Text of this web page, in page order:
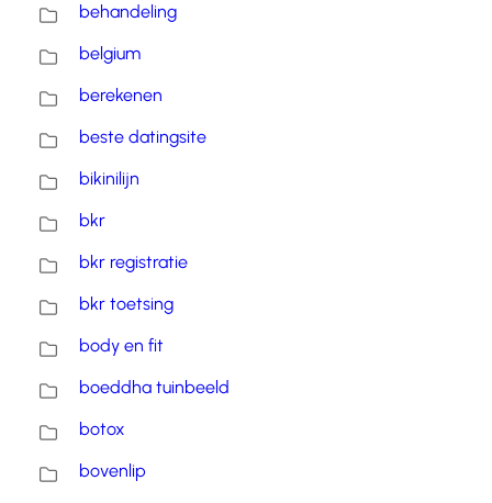
behandeling
belgium
berekenen
beste datingsite
bikinilijn
bkr
bkr registratie
bkr toetsing
body en fit
boeddha tuinbeeld
botox
bovenlip